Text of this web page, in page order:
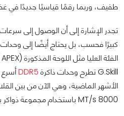
طفيف، وربما رقمًا قياسيًا جديدًا في
تجدر الإشارة إلى أن الوصول إلى
كبيرًا فحسب، بل يحتاج أيضًا إلى
G.Skill تطرح وحدات ذاكرة
DDR5
الأشهر الماضية، وهي الآن من بين
8000 MT/s باستخدام مجموعة ذواكر بسعة 128 جيجابايت.